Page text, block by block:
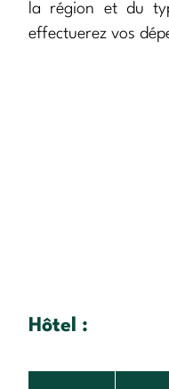
la région et du
effectuerez vos
Hôtel :